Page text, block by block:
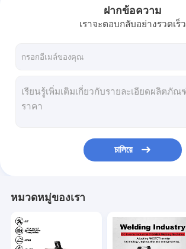
ฝากข้อความ
เราจะตอบกลับอย่างรวดเร็ว
চালিয়ে
หมวดหมู่ของเรา